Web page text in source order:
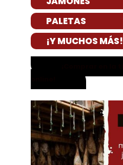
PALETAS
¡Y MUCHOS MÁS!